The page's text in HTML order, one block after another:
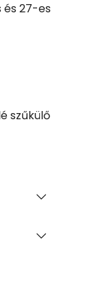
és 27-es
szűkülő